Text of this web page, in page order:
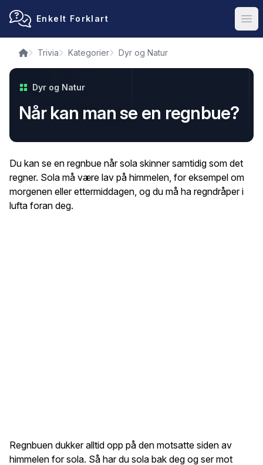
Enkelt Forklart
Trivia Kategorier Dyr og Natur
Dyr og Natur
Når kan man se en regnbue?
Du kan se en regnbue når sola skinner samtidig som det
regner. Sola må være lav på himmelen, for eksempel om
morgenen eller ettermiddagen, og du må ha regndråper i
lufta foran deg.
Regnbuen dukker alltid opp på den motsatte siden av
himmelen for sola. Så har du sola bak deg og ser mot